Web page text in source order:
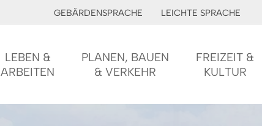
GEBÄRDENSPRACHE LEICHTE SPRACHE
LEBEN &
ARBEITEN
PLANEN, BAUEN
& VERKEHR
FREIZEIT &
KULTUR